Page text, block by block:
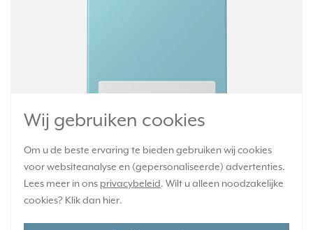
Wij gebruiken cookies
Om u de beste ervaring te bieden gebruiken wij cookies
voor websiteanalyse en (gepersonaliseerde) advertenties.
Lees meer in ons privacybeleid. Wilt u alleen noodzakelijke
cookies? Klik dan hier.
Schakelwip (knop) enkelvoudig met tekstvenster, voor schakelaar
moyen. Kleurcode: 213. Duroplast, mat gelakt.Meer informatie »
Verwachte levertijd:
4-6 weken - maatwerk, niet retourneerbaar